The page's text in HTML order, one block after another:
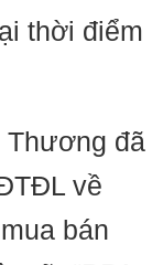
thời điểm
Thương đã
về
bán